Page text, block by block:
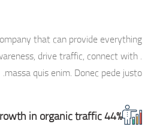
that can provide everything
drive traffic, connect with .
massa quis enim. Donec pede justo.
44% growth in organic traffic